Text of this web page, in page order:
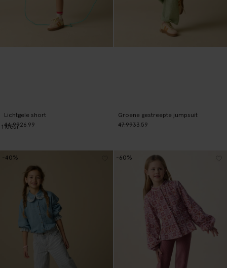
Lichtgele short
44.9926.99
1kleur
Groene gestreepte jumpsuit
47.9933.59
-40% -60%